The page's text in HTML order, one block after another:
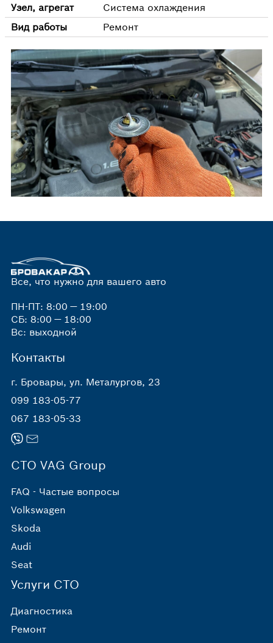
Узел, агрегат
Система охлаждения
Вид работы
Ремонт
Все, что нужно для вашего авто
ПН-ПТ: 8:00 — 19:00
СБ: 8:00 — 18:00
Вс: выходной
Контакты
г. Бровары, ул. Металургов, 23
099 183-05-77
067 183-05-33
СТО VAG Group
FAQ - Частые вопросы
Volkswagen
Skoda
Audi
Seat
Услуги СТО
Диагностика
Ремонт